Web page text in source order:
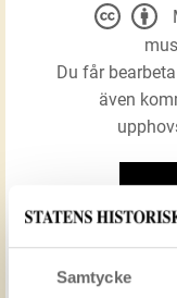
Samtycke
Du får
även